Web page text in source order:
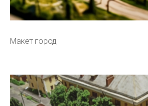
Макет город